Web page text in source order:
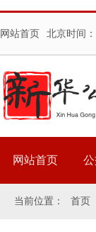
网站首页 北京时间：
网站首页
当前位置： 首页